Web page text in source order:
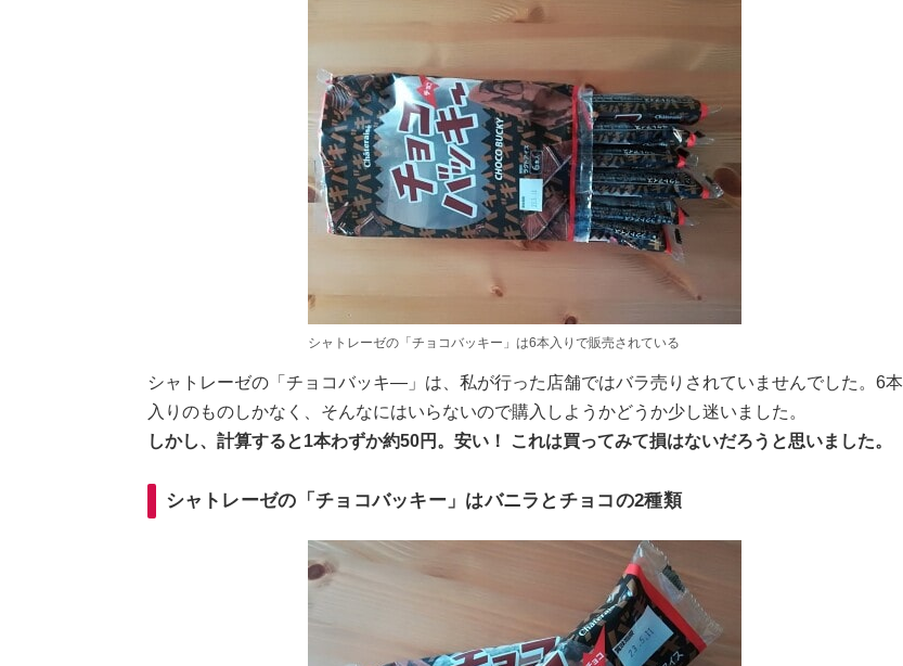
シャトレーゼの「チョコバッキー」は6本入りで販売されている
シャトレーゼの「チョコバッキ―」は、私が行った店舗ではバラ売りされていませんでした。6本
入りのものしかなく、そんなにはいらないので購入しようかどうか少し迷いました。
しかし、計算すると1本わずか約50円。安い！ これは買ってみて損はないだろうと思いました。
シャトレーゼの「チョコバッキー」はバニラとチョコの2種類